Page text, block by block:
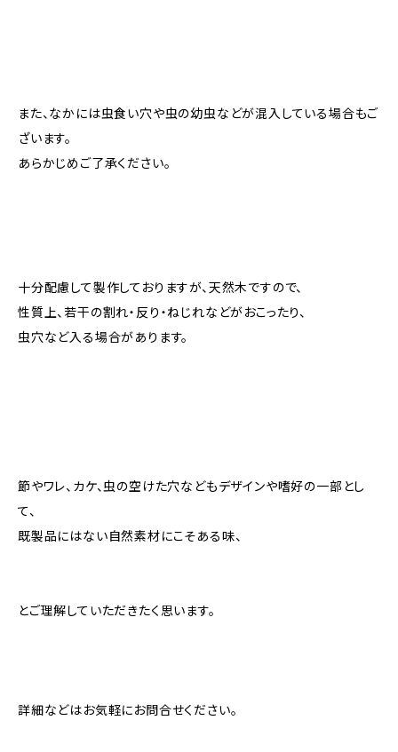
また、なかには虫食い穴や虫の幼虫などが混入している場合もご
ざいます。
あらかじめご了承ください。
十分配慮して製作しておりますが、天然木ですので、
性質上、若干の割れ・反り・ねじれなどがおこったり、
虫穴など入る場合があります。
節やワレ、カケ、虫の空けた穴などもデザインや嗜好の一部とし
て、
既製品にはない自然素材にこそある味、
とご理解していただきたく思います。
詳細などはお気軽にお問合せください。